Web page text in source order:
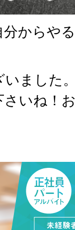
からや
ました
いね！